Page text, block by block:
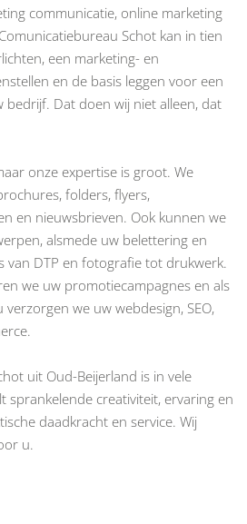
communicatie, online marketing
Schot kan in tien
een marketing- en
en de basis leggen voor een
bedrijf. Dat doen wij niet alleen, dat
onze expertise is groot. We
folders, flyers,
en nieuwsbrieven. Ook kunnen we
alsmede uw belettering en
van DTP en fotografie tot drukwerk.
we uw promotiecampagnes en als
we uw webdesign, SEO,
uit Oud-Beijerland is in vele
sprankelende creativiteit, ervaring en
daadkracht en service. Wij
u.